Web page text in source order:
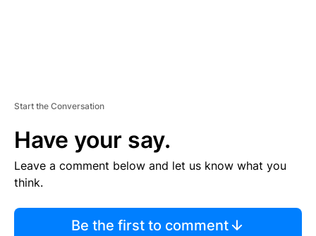
Start the Conversation
Have your say.
Leave a comment below and let us know what you
think.
Be the first to comment